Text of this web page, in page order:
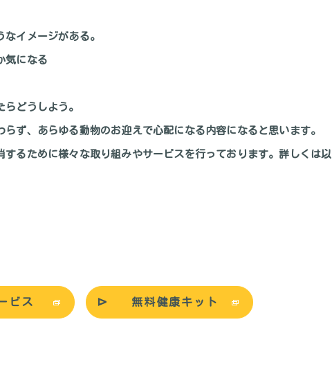
なイメージがある。
気になる
らどうしよう。
ず、あらゆる動物のお迎えで心配になる内容になると思います。
するために様々な取り組みやサービスを行っております。詳しくは以
ビス 無料健康キット